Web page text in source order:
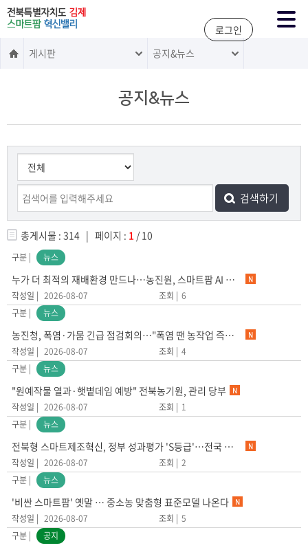
주메뉴 바로가기
본문 바로가기
로그인
게시판
공지&뉴스
공지&뉴스
총게시물 : 314 | 페이지 : 1 / 10
뉴스
누가 더 최적의 재배환경 만드나…농진원, 스마트팜 AI 경진대회 개최 N
2026-08-07
6
뉴스
농진청, 폭염·가뭄 긴급 점검회의…"폭염 땐 농작업 즉시 중단" N
2026-08-07
4
뉴스
"원예작물 열과·햇볕데임 예방" 전북농기원, 관리 당부 N
2026-08-07
1
뉴스
전북형 스마트제조혁신, 정부 성과평가 'S등급'…전국 최고 수준 입증 N
2026-08-07
2
뉴스
'비싼 스마트팜' 옛말 … 중소농 맞춤형 표준모델 나온다 N
2026-08-07
5
공지